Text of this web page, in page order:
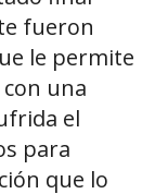
fueron
le permite
una
el
para
que lo